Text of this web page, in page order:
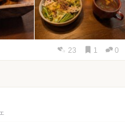
23 1 0